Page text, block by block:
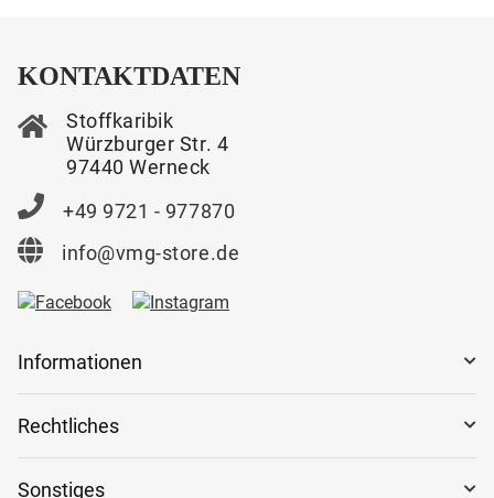
KONTAKTDATEN
Stoffkaribik
Würzburger Str. 4
97440 Werneck
+49 9721 - 977870
info@vmg-store.de
Informationen
Rechtliches
Sonstiges